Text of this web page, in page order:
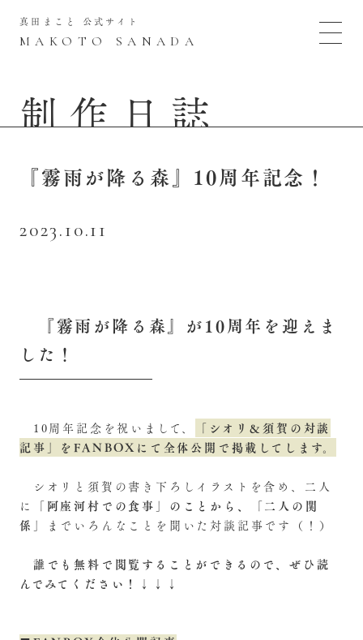
真田まこと 公式サイト
MAKOTO SANADA
制作日誌
『霧雨が降る森』10周年記念！
2023.10.11
『霧雨が降る森』が10周年を迎えま
した！
10周年記念を祝いまして、
「シオリ＆須賀の対談
記事」をFANBOXにて全体公開で掲載してします。
シオリと須賀の書き下ろしイラストを含め、二人
に
「阿座河村での食事」のことから、「二人の関
係」
までいろんなことを聞いた対談記事です（！）
誰でも無料で閲覧することができるので、ぜひ読
んでみてください！
↓↓↓